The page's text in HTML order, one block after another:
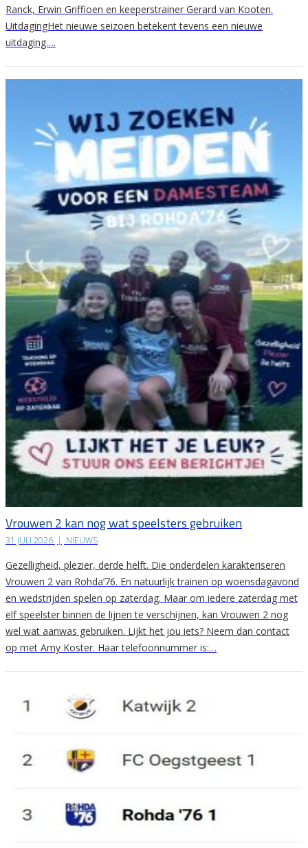
Ranck, Erwin Griffioen en keeperstrainer Gerard van Kooten.
UitdagingHet nieuwe seizoen betekent tevens een nieuwe
uitdaging….
Vrouwen 2 kan nog wat speelsters gebruiken
31 JULI 2026 | NIEUWS
Gezelligheid, plezier, derde helft. Die onderdelen karakteriseren
Vrouwen 2 van Rohda’76. En natuurlijk trainen op woensdagavond
en wedstrijden spelen op zaterdag. Maar om iedere zaterdag met
elf speelster binnen de lijnen te verschijnen, kan Vrouwen 2 nog
wel wat aanwas gebruiken. Lijkt het jou iets? Neem dan contact
op met Amy Koster. Haar telefoonnummer is:…